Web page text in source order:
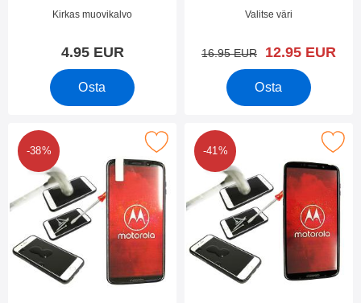
Tuote.nro 28153
Kirkas muovikalvo
4.95 EUR
Osta
Tuote.nro 28113
Valitse väri
vanha hinta
16.95 EUR uusi hinta
12.95 EUR
Osta
-38%
karkaistusta lasista Motorola Moto Z3 Play
-41%
Merkitse full Frame Karkaistusta Lasista